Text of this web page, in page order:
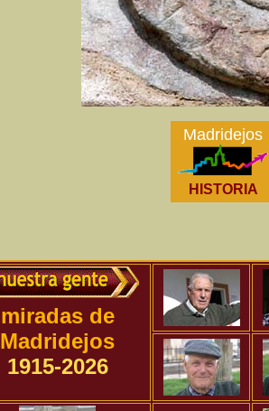
Madridejos
HISTORIA
miradas de
Madridejos
1915-2026